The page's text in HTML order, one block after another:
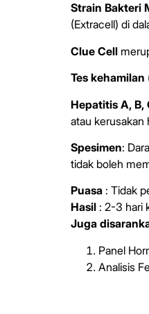
Strain Bakteri
(Extracell) di
Clue Cell
Tes kehamilan
Hepatitis A, B,
atau kerusakan
Spesimen:
tidak boleh
Puasa : Tidak
Hasil : 2-3 hari
Juga
Panel
Analisis